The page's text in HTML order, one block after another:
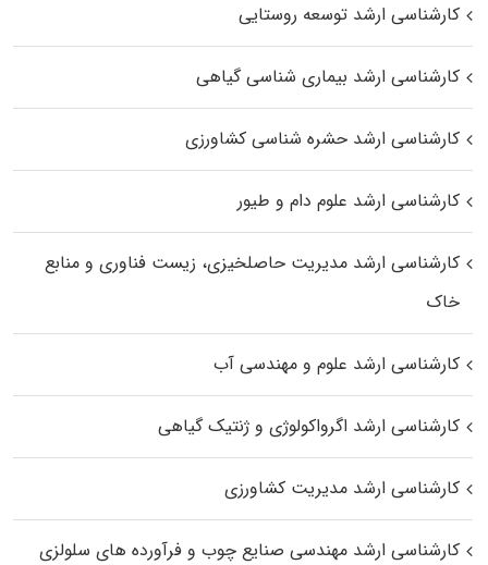
کارشناسی ارشد توسعه روستایی
کارشناسی ارشد بیماری‌ شناسی گیاهی
کارشناسی ارشد حشره‌ شناسی کشاورزی
کارشناسی ارشد علوم دام و طیور
کارشناسی ارشد مدیریت حاصلخیزی، زیست فناوری و منابع
خاک
کارشناسی ارشد علوم و مهندسی آب
کارشناسی ارشد اگرواکولوژی و ژنتیک گیاهی
کارشناسی ارشد مدیریت کشاورزی
کارشناسی ارشد مهندسی صنایع چوب و فرآورده‌ های سلولزی